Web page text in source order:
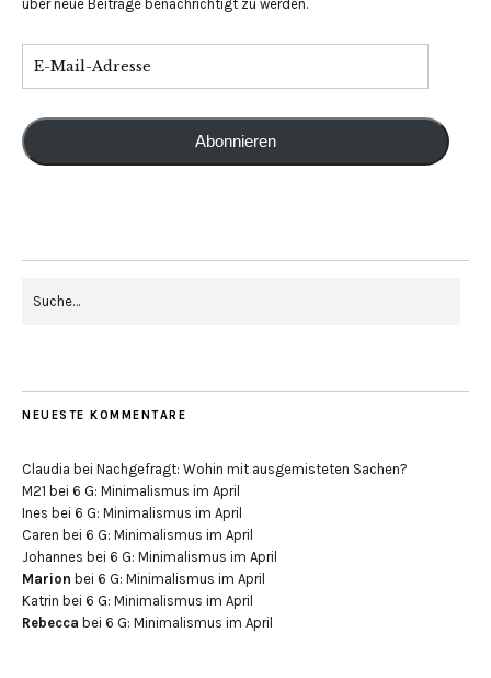
über neue Beiträge benachrichtigt zu werden.
Abonnieren
NEUESTE KOMMENTARE
Claudia bei Nachgefragt: Wohin mit ausgemisteten Sachen?
M21 bei 6 G: Minimalismus im April
Ines bei 6 G: Minimalismus im April
Caren bei 6 G: Minimalismus im April
Johannes bei 6 G: Minimalismus im April
Marion bei 6 G: Minimalismus im April
Katrin bei 6 G: Minimalismus im April
Rebecca bei 6 G: Minimalismus im April